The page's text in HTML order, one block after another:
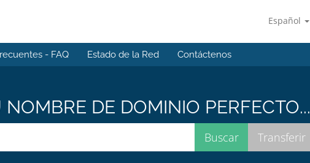
Español
- FAQ Estado de la Red Contáctenos
DE DOMINIO PERFECTO...